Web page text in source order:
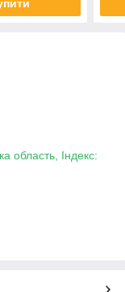
область, Індекс: